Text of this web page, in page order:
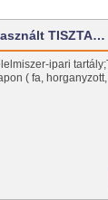
TISZTA…
ipari
( fa,